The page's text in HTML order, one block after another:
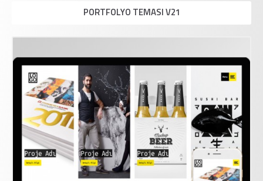
PORTFOLYO TEMASI V21